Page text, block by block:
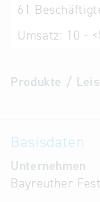
61
Umsatz: 10 -
Produkte /
Basisdaten
Unternehmen
Bayreuther